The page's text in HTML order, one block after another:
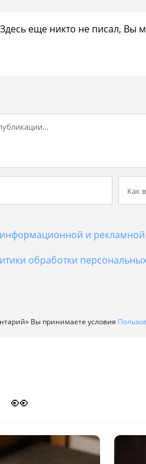
Здесь еще никто не писал, Вы
информационной и рекламной
обработки
Вы принимаете условия
👀